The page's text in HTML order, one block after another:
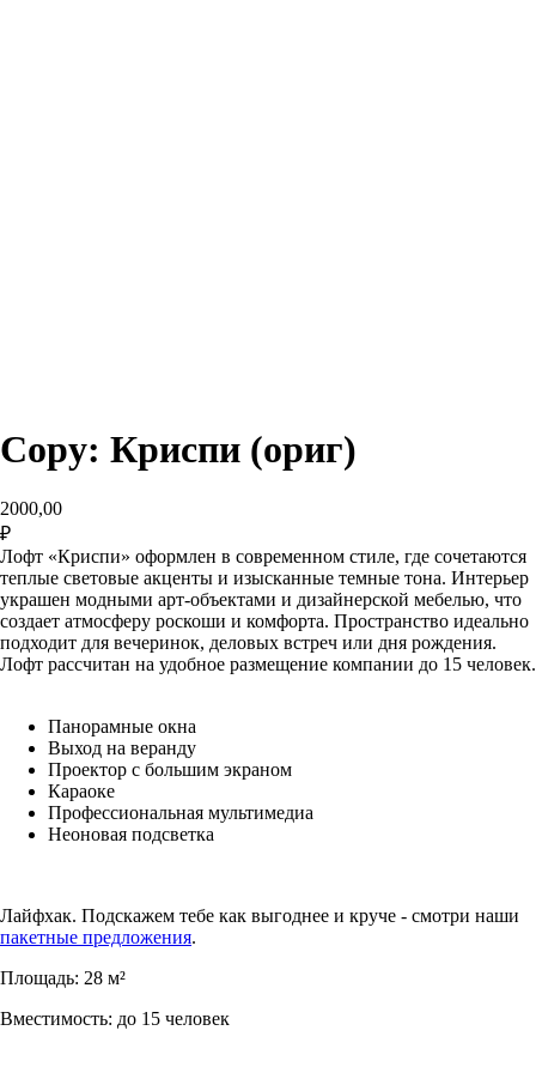
Copy: Криспи (ориг)
2000,00
₽
Лофт «Криспи» оформлен в современном стиле, где сочетаются
теплые световые акценты и изысканные темные тона. Интерьер
украшен модными арт-объектами и дизайнерской мебелью, что
создает атмосферу роскоши и комфорта. Пространство идеально
подходит для вечеринок, деловых встреч или дня рождения.
Лофт рассчитан на удобное размещение компании до 15 человек.
Панорамные окна
Выход на веранду
Проектор с большим экраном
Караоке
Профессиональная мультимедиа
Неоновая подсветка
Лайфхак. Подскажем тебе как выгоднее и круче - смотри наши
пакетные предложения.
Площадь: 28 м²
Вместимость: до 15 человек